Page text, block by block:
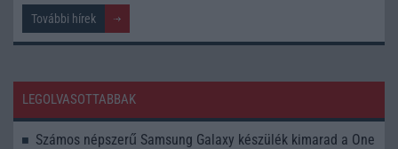
További hírek
LEGOLVASOTTABBAK
Számos népszerű Samsung Galaxy készülék kimarad a One